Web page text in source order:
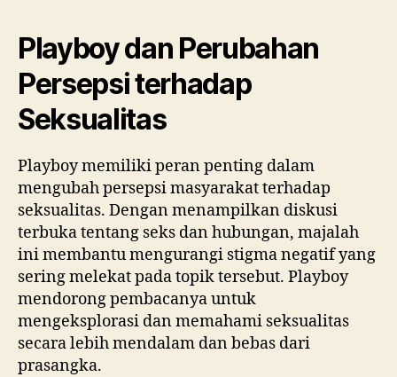
Playboy dan Perubahan
Persepsi terhadap
Seksualitas
Playboy memiliki peran penting dalam
mengubah persepsi masyarakat terhadap
seksualitas. Dengan menampilkan diskusi
terbuka tentang seks dan hubungan, majalah
ini membantu mengurangi stigma negatif yang
sering melekat pada topik tersebut. Playboy
mendorong pembacanya untuk
mengeksplorasi dan memahami seksualitas
secara lebih mendalam dan bebas dari
prasangka.